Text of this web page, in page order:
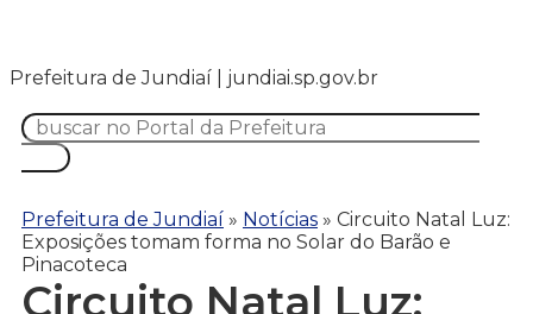
Prefeitura de Jundiaí | jundiai.sp.gov.br
Prefeitura de Jundiaí » Notícias » Circuito Natal Luz:
Exposições tomam forma no Solar do Barão e
Pinacoteca
Circuito Natal Luz: